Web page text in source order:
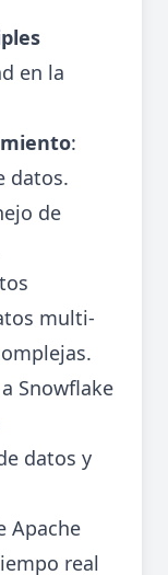
en la
:
datos.
de
multi-
Snowflake
datos y
Apache
real